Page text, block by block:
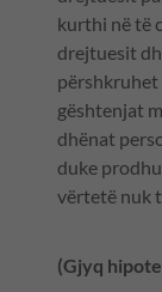
kurthi në të
drejtuesit
përshkruhet
gështenjat
dhënat
duke
vërtetë nuk
(Gjyq